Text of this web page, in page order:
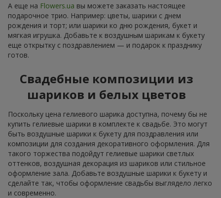
А еще на Flowers.ua вы можете заказать настоящее
подарочное трио. Например: цветы, шарики с днем
рождения и торт; или шарики ко дню рождения, букет и
мягкая игрушка. Добавьте к воздушным шарикам к букету
еще открытку с поздравлением — и подарок к празднику
готов.
Свадебные композиции из
шариков и белых цветов
Поскольку цена гелиевого шарика доступна, почему бы не
купить гелиевые шарики в комплекте к свадьбе. Это могут
быть воздушные шарики к букету для поздравления или
композиции для создания декоративного оформления. Для
такого торжества подойдут гелиевые шарики светлых
оттенков, воздушная декорация из шариков или стильное
оформление зала. Добавьте воздушные шарики к букету и
сделайте так, чтобы оформление свадьбы выглядело легко
и современно.